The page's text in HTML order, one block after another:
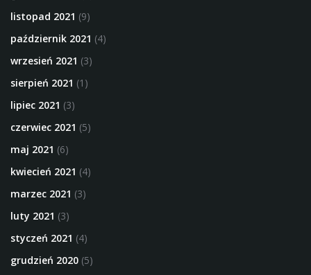
listopad 2021 (9)
październik 2021 (4)
wrzesień 2021 (3)
sierpień 2021 (1)
lipiec 2021 (3)
czerwiec 2021 (5)
maj 2021 (6)
kwiecień 2021 (4)
marzec 2021 (3)
luty 2021 (3)
styczeń 2021 (4)
grudzień 2020 (5)